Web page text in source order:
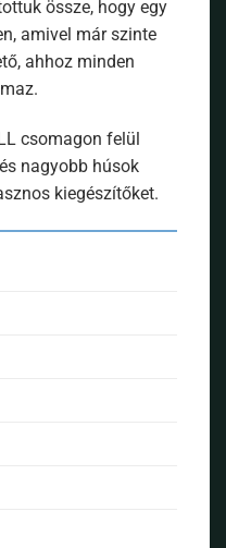
össze, hogy egy
amivel már szinte
ahhoz minden
csomagon felül
nagyobb húsok
kiegészítőket.